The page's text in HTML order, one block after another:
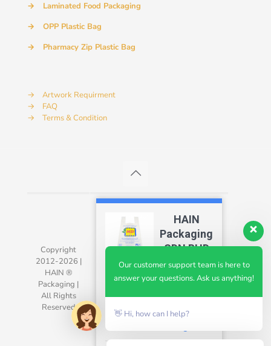
→
Laminated Food Packaging
→
OPP Plastic Bag
→
Pharmacy Zip Plastic Bag
→
Artwork Requirment
→
FAQ
→
Terms & Condition
Copyright
2012-2026 |
HAIN ®
Packaging |
All Rights
Reserved
HAIN
Packaging
SDN BHD
4.7
Our customer support team is here to
answer your questions. Ask us anything!
👋 Hi, how can I help?